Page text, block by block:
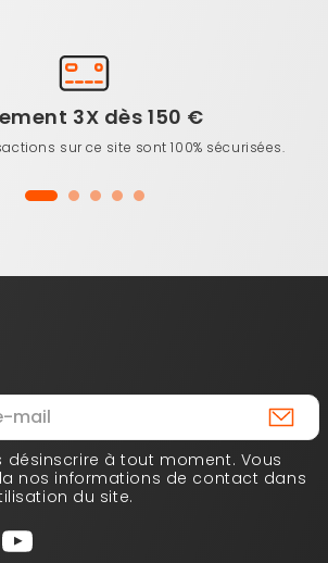
3X dès 150 €
sur ce site sont 100% sécurisées.
désinscrire à tout moment. Vous
nos informations de contact dans
du site.